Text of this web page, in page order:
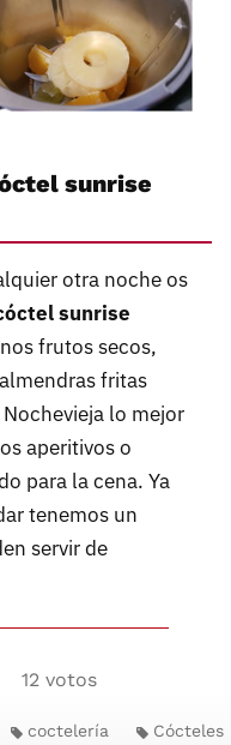
sunrise
otra noche os
sunrise
frutos secos,
fritas
lo mejor
aperitivos o
para la cena. Ya
tenemos un
servir de
12 votos
coctelería Cócteles